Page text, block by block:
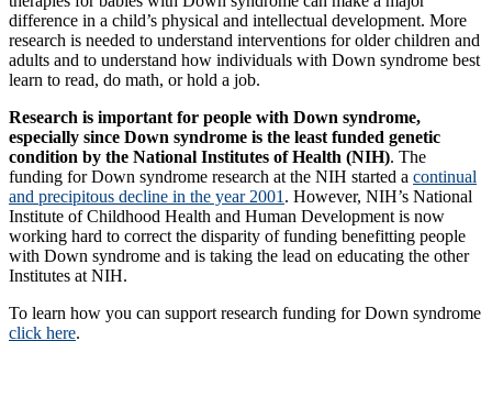
difference in a child’s physical and intellectual development. More
research is needed to understand interventions for older children and
adults and to understand how individuals with Down syndrome best
learn to read, do math, or hold a job.
Research is important for people with Down syndrome,
especially since Down syndrome is the least funded genetic
condition by the National Institutes of Health (NIH). The
funding for Down syndrome research at the NIH started a continual
and precipitous decline in the year 2001 . However, NIH’s National
Institute of Childhood Health and Human Development is now
working hard to correct the disparity of funding benefitting people
with Down syndrome and is taking the lead on educating the other
Institutes at NIH.
To learn how you can support research funding for Down syndrome
click here.